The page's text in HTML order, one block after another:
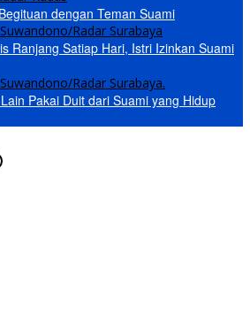
dengan Teman Suami
Ranjang Satiap Hari, Istri Izinkan Suami
Lain Pakai Duit dari Suami yang Hidup